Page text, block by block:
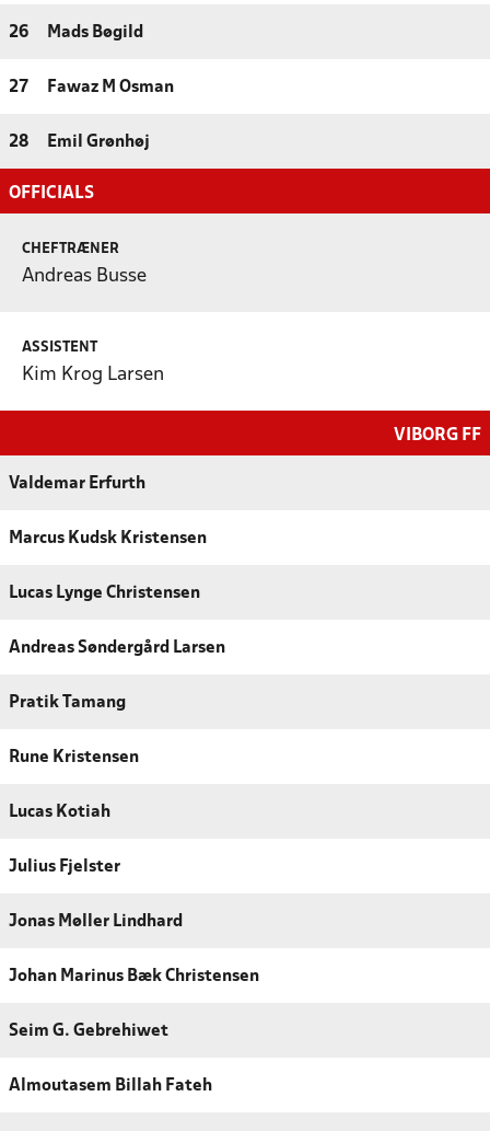
26 Mads Bøgild
27 Fawaz M Osman
28 Emil Grønhøj
OFFICIALS
CHEFTRÆNER
Andreas Busse
ASSISTENT
Kim Krog Larsen
VIBORG FF
Valdemar Erfurth
Marcus Kudsk Kristensen
Lucas Lynge Christensen
Andreas Søndergård Larsen
Pratik Tamang
Rune Kristensen
Lucas Kotiah
Julius Fjelster
Jonas Møller Lindhard
Johan Marinus Bæk Christensen
Seim G. Gebrehiwet
Almoutasem Billah Fateh